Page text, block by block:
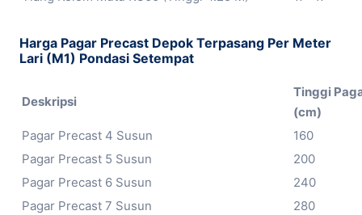
Harga Pagar Precast Depok Terpasang Per Meter
Lari (M1) Pondasi Setempat
Deskripsi
Tinggi
(cm)
Pagar Precast 4 Susun
160
Pagar Precast 5 Susun
200
Pagar Precast 6 Susun
240
Pagar Precast 7 Susun
280